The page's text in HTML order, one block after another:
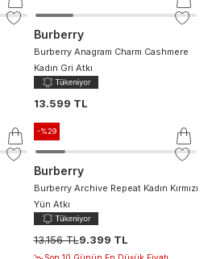
Burberry
Burberry Anagram Charm Cashmere
Kadın Gri Atkı
13.599 TL
-%29
Burberry
Burberry Archive Repeat Kadın Kırmızı
Yün Atkı
13.156 TL9.399 TL